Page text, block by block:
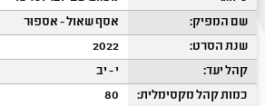
שם המפיק:
אסף שאול - אספוּר
שנת הסרט:
2022
קהל יעד:
י - יב
כמות קהל מקסימלית:
80